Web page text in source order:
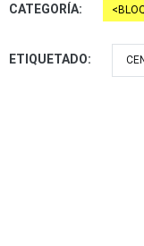
CATEGORÍA:
ETIQUETADO: